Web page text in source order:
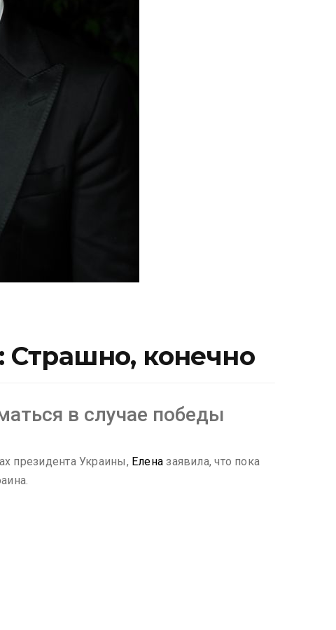
Страшно, конечно
в случае победы
президента Украины, Елена заявила, что пока